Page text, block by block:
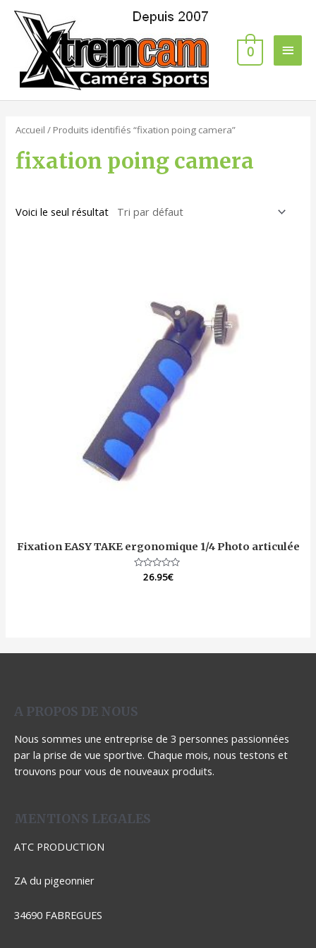
0
Accueil / Produits identifiés “fixation poing camera”
fixation poing camera
Voici le seul résultat
Fixation EASY TAKE ergonomique 1/4 Photo articulée
Note
26.95€
A PROPOS DE NOUS
Nous sommes une entreprise de 3 personnes passionnées
par la prise de vue sportive. Chaque mois, nous testons et
trouvons pour vous de nouveaux produits.
MENTIONS LEGALES
ATC PRODUCTION
ZA du pigeonnier
34690 FABREGUES